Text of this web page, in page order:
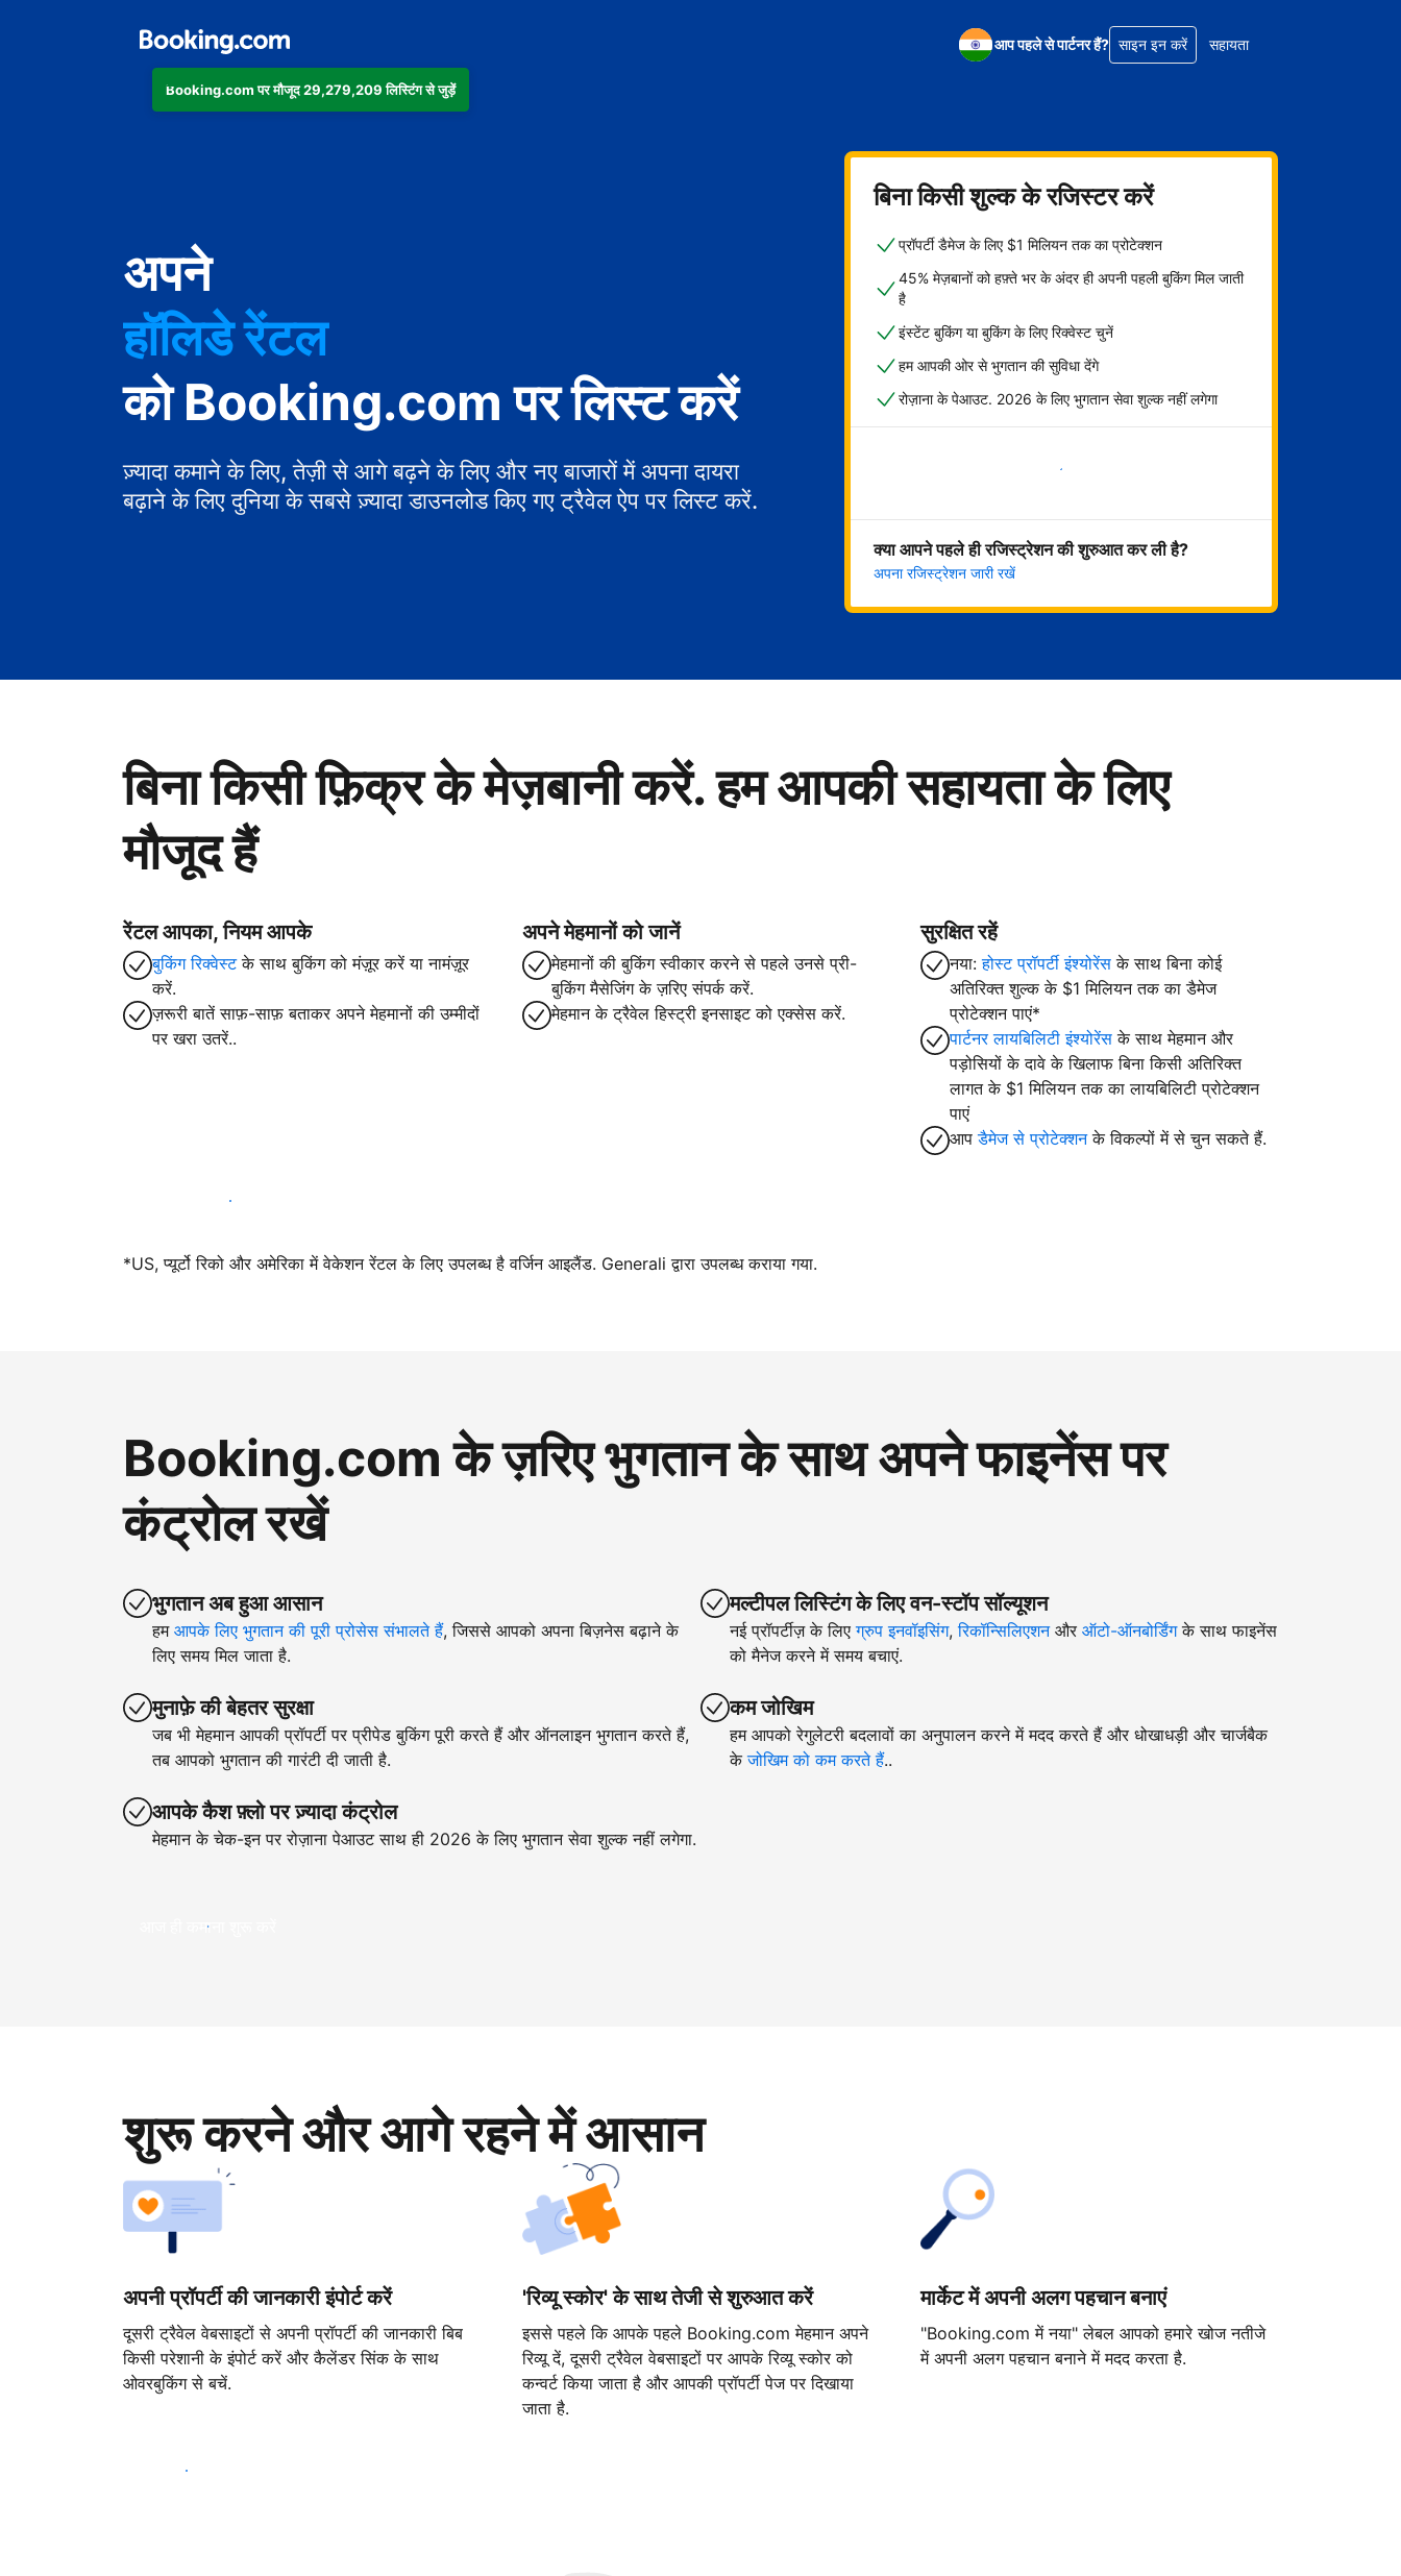
Booking.com पर मौजूद 29,279,209 लिस्टिंग से जुड़ें
आप पहले से पार्टनर हैं? साइन इन करें सहायता
अपने
होटल
हॉलिडे रेंटल
गेस्ट हाउस
बेड एंड ब्रेकफ़ास्ट
को Booking.com पर लिस्ट करें
ज़्यादा कमाने के लिए, तेज़ी से आगे बढ़ने के लिए और नए बाजारों में अपना दायरा
बढ़ाने के लिए दुनिया के सबसे ज़्यादा डाउनलोड किए गए ट्रैवेल ऐप पर लिस्ट करें.
बिना किसी शुल्क के रजिस्टर करें
प्रॉपर्टी डैमेज के लिए $1 मिलियन तक का प्रोटेक्शन
45% मेज़बानों को हफ़्ते भर के अंदर ही अपनी पहली बुकिंग मिल जाती
है
इंस्टेंट बुकिंग या बुकिंग के लिए रिक्वेस्ट चुनें
हम आपकी ओर से भुगतान की सुविधा देंगे
रोज़ाना के पेआउट. 2026 के लिए भुगतान सेवा शुल्क नहीं लगेगा
अभी शुरू करें
क्या आपने पहले ही रजिस्ट्रेशन की शुरुआत कर ली है?
अपना रजिस्ट्रेशन जारी रखें
बिना किसी फ़िक्र के मेज़बानी करें. हम आपकी सहायता के लिए
मौजूद हैं
रेंटल आपका, नियम आपके
बुकिंग रिक्वेस्टके साथ बुकिंग को मंज़ूर करें या नामंज़ूर
करें.
ज़रूरी बातें साफ़-साफ़ बताकर अपने मेहमानों की उम्मीदों
पर खरा उतरें..
अपने मेहमानों को जानें
मेहमानों की बुकिंग स्वीकार करने से पहले उनसे प्री-
बुकिंग मैसेजिंग के ज़रिए संपर्क करें.
मेहमान के ट्रैवेल हिस्ट्री इनसाइट को एक्सेस करें.
सुरक्षित रहें
नया:होस्ट प्रॉपर्टी इंश्योरेंस के साथ बिना कोई
अतिरिक्त शुल्क के $1 मिलियन तक का डैमेज
प्रोटेक्शन पाएं*
पार्टनर लायबिलिटी इंश्योरेंस के साथ मेहमान और
पड़ोसियों के दावे के खिलाफ बिना किसी अतिरिक्त
लागत के $1 मिलियन तक का लायबिलिटी प्रोटेक्शन
पाएं
आपडैमेज से प्रोटेक्शनके विकल्पों में से चुन सकते हैं.
आज ही हमारे साथ मेजबानी करें
*US, प्यूर्टो रिको और अमेरिका में वेकेशन रेंटल के लिए उपलब्ध है वर्जिन आइलैंड. Generali द्वारा उपलब्ध कराया गया.
Booking.com के ज़रिए भुगतान के साथ अपने फाइनेंस पर
कंट्रोल रखें
भुगतान अब हुआ आसान
हम आपके लिए भुगतान की पूरी प्रोसेस संभालते हैं, जिससे आपको अपना बिज़नेस बढ़ाने के
लिए समय मिल जाता है.
मुनाफ़े की बेहतर सुरक्षा
जब भी मेहमान आपकी प्रॉपर्टी पर प्रीपेड बुकिंग पूरी करते हैं और ऑनलाइन भुगतान करते हैं,
तब आपको भुगतान की गारंटी दी जाती है.
आपके कैश फ़्लो पर ज़्यादा कंट्रोल
मेहमान के चेक-इन पर रोज़ाना पेआउट साथ ही 2026 के लिए भुगतान सेवा शुल्क नहीं लगेगा.
मल्टीपल लिस्टिंग के लिए वन-स्टॉप सॉल्यूशन
नई प्रॉपर्टीज़ के लिएग्रुप इनवॉइसिंग,रिकॉन्सिलिएशनऔर ऑटो-ऑनबोर्डिंगके साथ फाइनेंस
को मैनेज करने में समय बचाएं.
कम जोखिम
हम आपको रेगुलेटरी बदलावों का अनुपालन करने में मदद करते हैं और धोखाधड़ी और चार्जबैक
केजोखिम को कम करते हैं..
आज ही कमाना शुरू करें
शुरू करने और आगे रहने में आसान
अपनी प्रॉपर्टी की जानकारी इंपोर्ट करें
दूसरी ट्रैवेल वेबसाइटों से अपनी प्रॉपर्टी की जानकारी बिब
किसी परेशानी के इंपोर्ट करें और कैलेंडर सिंक के साथ
ओवरबुकिंग से बचें.
'रिव्यू स्कोर' के साथ तेजी से शुरुआत करें
इससे पहले कि आपके पहले Booking.com मेहमान अपने
रिव्यू दें, दूसरी ट्रैवेल वेबसाइटों पर आपके रिव्यू स्कोर को
कन्वर्ट किया जाता है और आपकी प्रॉपर्टी पेज पर दिखाया
जाता है.
मार्केट में अपनी अलग पहचान बनाएं
"Booking.com में नया" लेबल आपको हमारे खोज नतीजे
में अपनी अलग पहचान बनाने में मदद करता है.
आज ही शुरू करें